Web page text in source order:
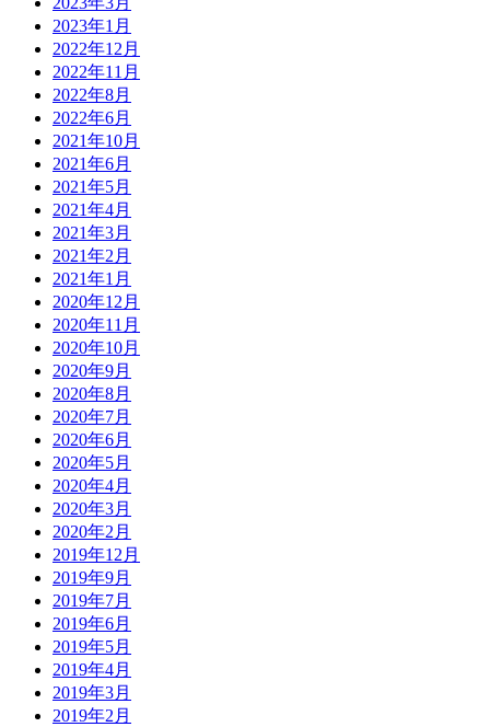
2023年1月
2022年12月
2022年11月
2022年8月
2022年6月
2021年10月
2021年6月
2021年5月
2021年4月
2021年3月
2021年2月
2021年1月
2020年12月
2020年11月
2020年10月
2020年9月
2020年8月
2020年7月
2020年6月
2020年5月
2020年4月
2020年3月
2020年2月
2019年12月
2019年9月
2019年7月
2019年6月
2019年5月
2019年4月
2019年3月
2019年2月